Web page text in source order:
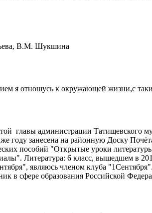
В.М. Шукшина
я отношусь к окружающей жизни,с
главы администрации Татищевского
году занесена на районную Доску
пособий "Открытые уроки литературы
Литература: 6 класс, вышедшем в
являюсь членом клуба
в сфере образования Российской